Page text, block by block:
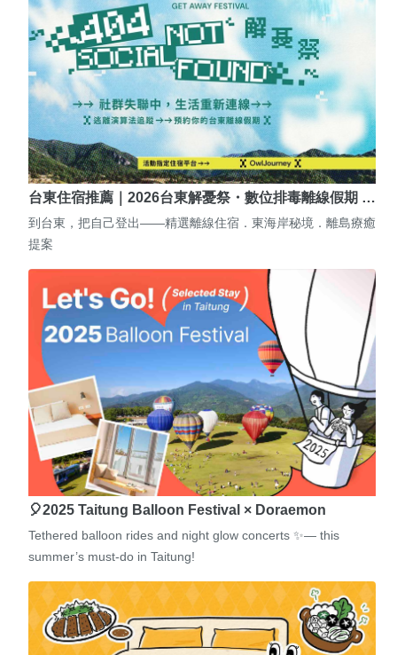
台東住宿推薦｜2026台東解憂祭・數位排毒離線假期 …
到台東，把自己登出——精選離線住宿．東海岸秘境．離島療癒
提案
🎈2025 Taitung Balloon Festival × Doraemon
Tethered balloon rides and night glow concerts ✨— this
summer’s must-do in Taitung!